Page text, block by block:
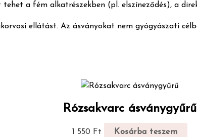
a fém alkatrészekben (pl. elszíneződés), a
ellátást. Az ásványokat nem gyógyászati
Rózsakvarc ásványgyűrű
1 550 Ft Kosárba teszem